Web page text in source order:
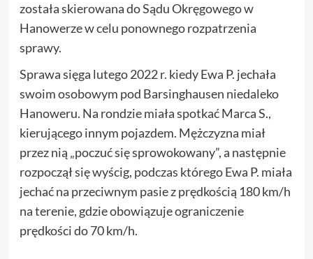
została skierowana do Sądu Okręgowego w
Hanowerze w celu ponownego rozpatrzenia
sprawy.
Sprawa sięga lutego 2022 r. kiedy Ewa P. jechała
swoim osobowym pod Barsinghausen niedaleko
Hanoweru. Na rondzie miała spotkać Marca S.,
kierującego innym pojazdem. Mężczyzna miał
przez nią „poczuć się sprowokowany”, a następnie
rozpoczął się wyścig, podczas którego Ewa P. miała
jechać na przeciwnym pasie z prędkością 180 km/h
na terenie, gdzie obowiązuje ograniczenie
prędkości do 70 km/h.